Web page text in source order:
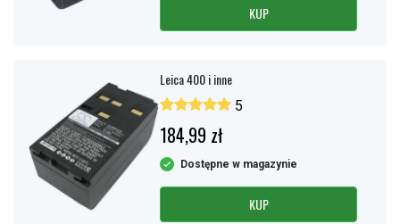
KUP
Leica 400 i inne
5
184,99 zł
Dostępne w magazynie
KUP